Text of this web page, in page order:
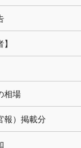
相場
報）掲載分